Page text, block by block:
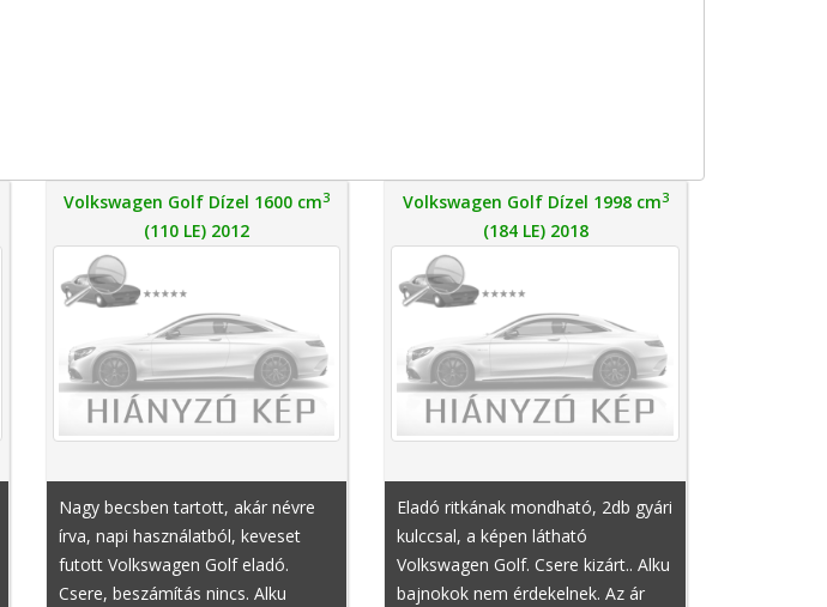
Volkswagen Golf Dízel 1600 cm3
(110 LE) 2012
Nagy becsben tartott, akár névre
írva, napi használatból, keveset
futott Volkswagen Golf eladó.
Csere, beszámítás nincs. Alku
Volkswagen Golf Dízel 1998 cm3
(184 LE) 2018
Eladó ritkának mondható, 2db gyári
kulccsal, a képen látható
Volkswagen Golf. Csere kizárt.. Alku
bajnokok nem érdekelnek. Az ár